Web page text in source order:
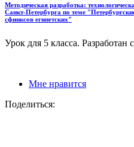
Методическая разработка:
Санкт-Петербурга по теме
сфинксов египетских"
Урок для 5 класса.
Мне нравится
Поделиться: